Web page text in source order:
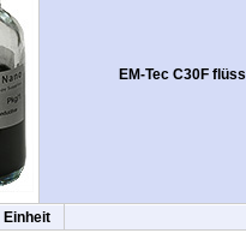
EM-Tec C30F
Einheit